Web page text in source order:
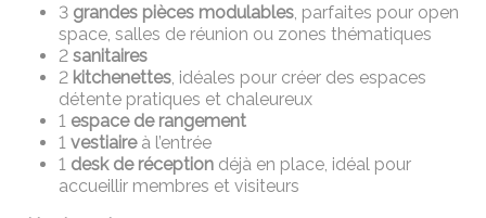
3 grandes pièces modulables , parfaites pour open
space, salles de réunion ou zones thématiques
2sanitaires
2 kitchenettes , idéales pour créer des espaces
détente pratiques et chaleureux
1 espace de rangement
1vestiaireà l’entrée
1 desk de réception déjà en place, idéal pour
accueillir membres et visiteurs